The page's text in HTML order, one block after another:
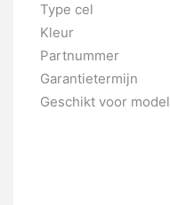
Type cel
Kleur
Partnummer
Garantietermijn
Geschikt voor model